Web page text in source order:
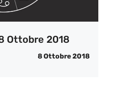
Ottobre 2018
8 Ottobre 2018